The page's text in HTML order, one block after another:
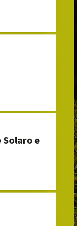
Solaro e